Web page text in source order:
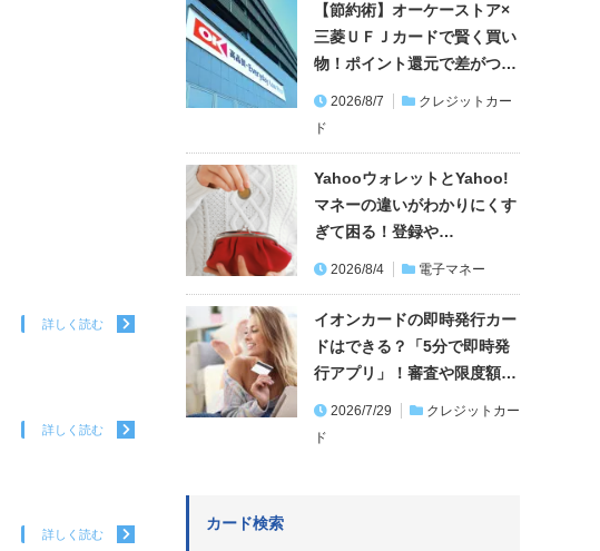
詳しく読む
詳しく読む
詳しく読む
【節約術】オーケーストア×
三菱ＵＦＪカードで賢く買い
物！ポイント還元で差がつ…
2026/8/7
クレジットカー
ド
YahooウォレットとYahoo!
マネーの違いがわかりにくす
ぎて困る！登録や…
2026/8/4 電子マネー
イオンカードの即時発行カー
ドはできる？「5分で即時発
行アプリ」！審査や限度額…
2026/7/29
クレジットカー
ド
カード検索